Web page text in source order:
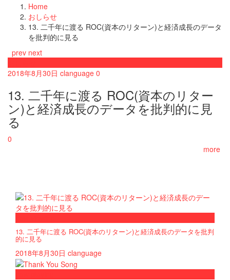
Home
おしらせ
13. 二千年に渡る ROC(資本のリターン)と経済成長のデータ
を批判的に見る
prev next
2018年8月30日 clanguage 0
13. 二千年に渡る ROC(資本のリター
ン)と経済成長のデータを批判的に見
る
0
more
13. 二千年に渡る ROC(資本のリターン)と経済成長のデータを批判
的に見る
2018年8月30日 clanguage